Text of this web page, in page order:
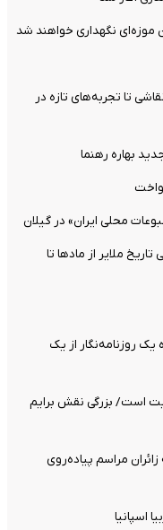
موزه‌ای نگهداری خواهند شد
تا تجربه‌های تازه در
بهاره رهنما
محلی ایران» در گیلان
ملایر از مادها تا
یک روزنامه‌نگار از یک
است/ بزرگی نقش برایم
منطقه ۴ تهران به زائران مراسم پیاده‌روی
اسپانیا